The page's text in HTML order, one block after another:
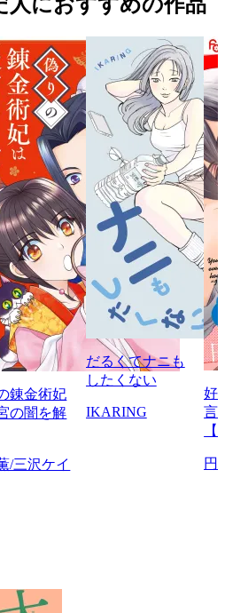
錬金術妃
の闇を解
/三沢ケイ
だるくてナニも
したくない
IKARING
好
言
円